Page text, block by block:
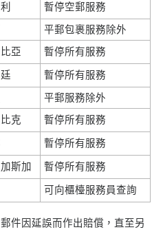
暫停空郵服務
平郵包裹服務除外
亞
暫停所有服務
暫停所有服務
平郵服務除外
克
暫停所有服務
暫停所有服務
斯加 暫停所有服務
可向櫃檯服務員查詢
件因延誤而作出賠償，直至另